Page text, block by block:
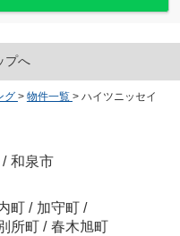
プへ
グ > 物件一覧 > ハイツニッセイ
/ 和泉市
町 / 加守町 /
所町 / 春木旭町